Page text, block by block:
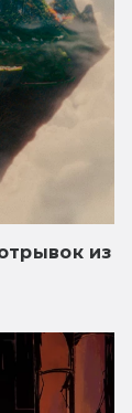
из